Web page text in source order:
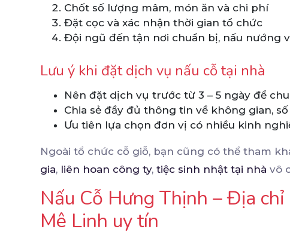
Chốt số lượng mâm, món ăn và chi phí
Đặt cọc và xác nhận thời gian tổ chức
Đội ngũ đến tận nơi chuẩn bị, nấu nướng
Lưu ý khi đặt dịch vụ nấu cỗ tại nhà
Nên đặt dịch vụ trước từ 3 – 5 ngày để
Chia sẻ đầy đủ thông tin về không gian,
Ưu tiên lựa chọn đơn vị có nhiều kinh
Ngoài tổ chức cỗ giỗ, bạn cũng có thể tham
gia, liên hoan công ty, tiệc sinh nhật tại nhà vô
Nấu Cỗ Hưng Thịnh – Địa
Mê Linh uy tín